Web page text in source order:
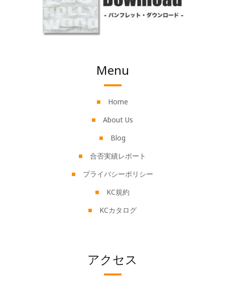
Menu
Home
About Us
Blog
合否実績レポート
プライバシーポリシー
KC規約
KCカタログ
アクセス